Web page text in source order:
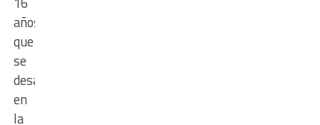
años,
que
se
desarrollará
en
la